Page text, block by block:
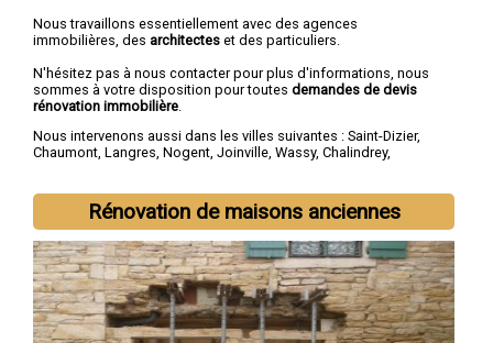
Nous travaillons essentiellement avec des agences
immobilières, des architectes et des particuliers.
N'hésitez pas à nous contacter pour plus d'informations, nous
sommes à votre disposition pour toutes demandes de devis
rénovation immobilière
Nous intervenons aussi dans les villes suivantes : Saint-Dizier,
Chaumont, Langres, Nogent, Joinville, Wassy, Chalindrey,
Rénovation de maisons anciennes